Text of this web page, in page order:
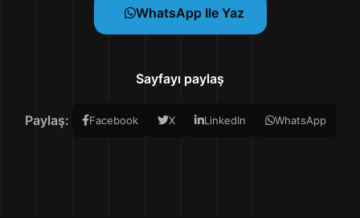
WhatsApp Ile Yaz
Sayfayı paylaş
Paylaş: Facebook X LinkedIn WhatsApp